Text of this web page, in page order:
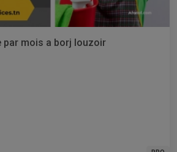
par mois a borj louzoir